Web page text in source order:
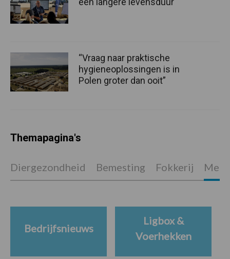
“Vraag naar praktische
hygieneoplossingen is in
Polen groter dan ooit”
Themapagina's
Diergezondheid Bemesting Fokkerij
Bedrijfsnieuws
Ligbox &
Voerhekken